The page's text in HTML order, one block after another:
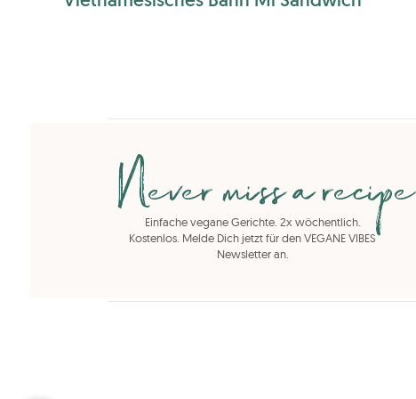
Never miss a recipe
Einfache vegane Gerichte. 2x wöchentlich.
Kostenlos. Melde Dich jetzt für den VEGANE VIBES
Newsletter an.